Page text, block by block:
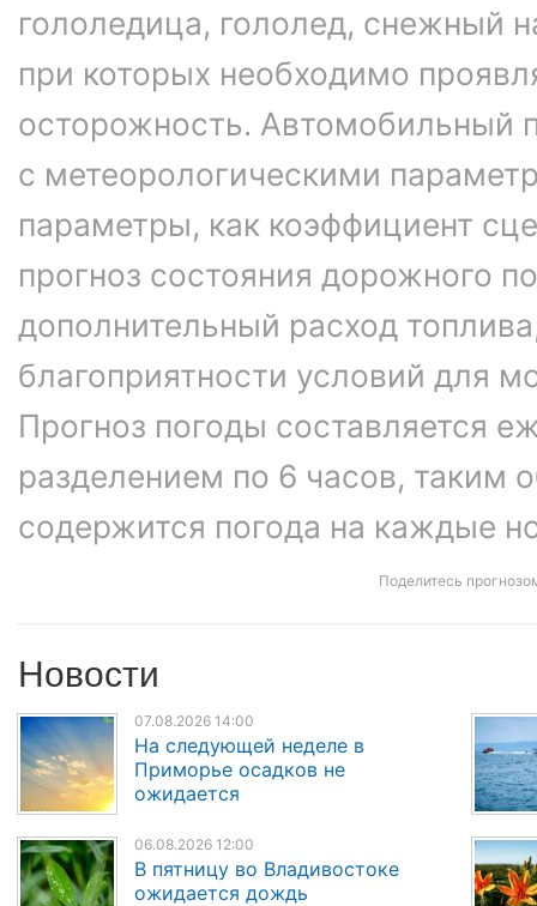
гололедица, гололед, снежный
при которых необходимо
осторожность. Автомобильный
с метеорологическими
параметры, как коэффициент
прогноз состояния дорожного
дополнительный расход
благоприятности условий для
Прогноз погоды составляется
разделением по 6 часов, таким
содержится погода на каждые
Поделитесь
Новости
07.08.2026 14:00
На следующей неделе в
Приморье осадков не
ожидается
06.08.2026 12:00
В пятницу во Владивостоке
ожидается дождь